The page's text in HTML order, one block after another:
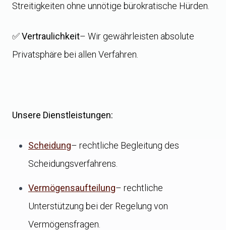
Streitigkeiten ohne unnötige bürokratische Hürden.
✅Vertraulichkeit– Wir gewährleisten absolute
Privatsphäre bei allen Verfahren.
Unsere Dienstleistungen:
Scheidung– rechtliche Begleitung des
Scheidungsverfahrens.
Vermögensaufteilung– rechtliche
Unterstützung bei der Regelung von
Vermögensfragen.